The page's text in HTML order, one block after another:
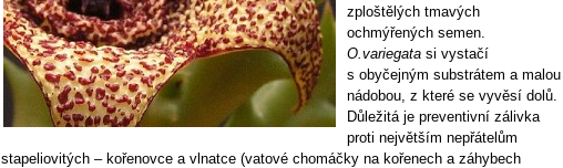
zploštělých tmavých
ochmýřených semen.
O.variegata si vystačí
s obyčejným substrátem a malou
nádobou, z které se vyvěsí dolů.
Důležitá je preventivní zálivka
proti největším nepřátelům
stapeliovitých – kořenovce a vlnatce (vatové chomáčky na kořenech a záhybech